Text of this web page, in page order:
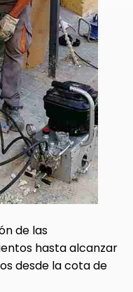
de las
hasta alcanzar
desde la cota de